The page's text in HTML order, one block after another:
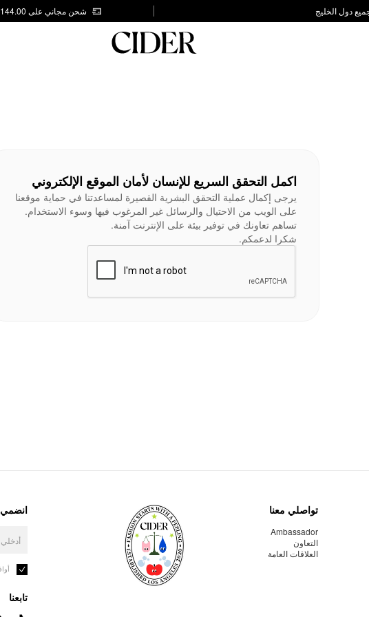
شحن مجاني على AED 144.00
اكمل التحقق السريع للإنسان لأمان الموقع الإلكتروني
يرجى إكمال عملية التحقق البشرية القصيرة لمساعدتنا في حماية موقعنا
على الويب من الاحتيال والرسائل غير المرغوب فيها وسوء الاستخدام.
تساهم تعاونك في توفير بيئة على الإنترنت آمنة.
شكرا لدعمكم.
تواصلي معنا
Ambassador
التعاون
العلاقات العامة
انضمي
تابعنا